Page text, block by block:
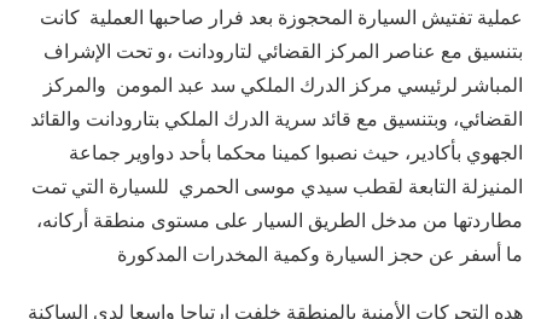
عملية تفتيش السيارة المحجوزة بعد فرار صاحبها العملية كانت
بتنسيق مع عناصر المركز القضائي لتارودانت ،و تحت الإشراف
المباشر لرئيسي مركز الدرك الملكي سد عبد المومن والمركز
القضائي، وبتنسيق مع قائد سرية الدرك الملكي بتارودانت والقائد
الجهوي بأكادير، حيث نصبوا كمينا محكما بأحد دواوير جماعة
المنيزلة التابعة لقطب سيدي موسى الحمري للسيارة التي تمت
مطاردتها من مدخل الطريق السيار على مستوى منطقة أركانه،
ما أسفر عن حجز السيارة وكمية المخدرات المدكورة
هده التحركات الأمنية بالمنطقة خلفت ارتياحا واسعا لدى الساكنة